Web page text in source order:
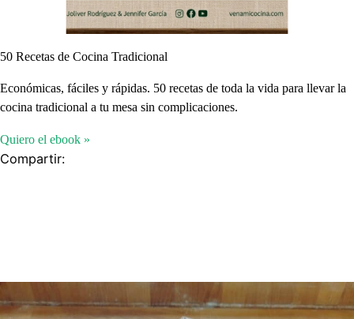
50 Recetas de Cocina Tradicional
Económicas, fáciles y rápidas. 50 recetas de toda la vida para llevar la
cocina tradicional a tu mesa sin complicaciones.
Quiero el ebook »
Compartir: